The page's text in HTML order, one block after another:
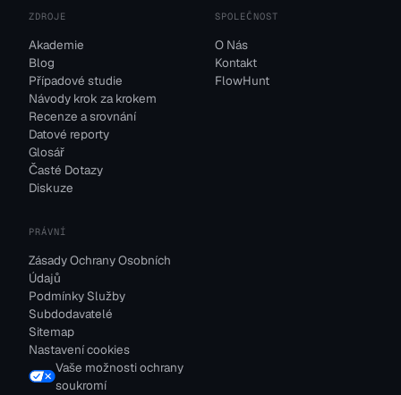
ZDROJE
Akademie
Blog
Případové studie
Návody krok za krokem
Recenze a srovnání
Datové reporty
Glosář
Časté Dotazy
Diskuze
SPOLEČNOST
O Nás
Kontakt
FlowHunt
PRÁVNÍ
Zásady Ochrany Osobních
Údajů
Podmínky Služby
Subdodavatelé
Sitemap
Nastavení cookies
Vaše možnosti ochrany
soukromí